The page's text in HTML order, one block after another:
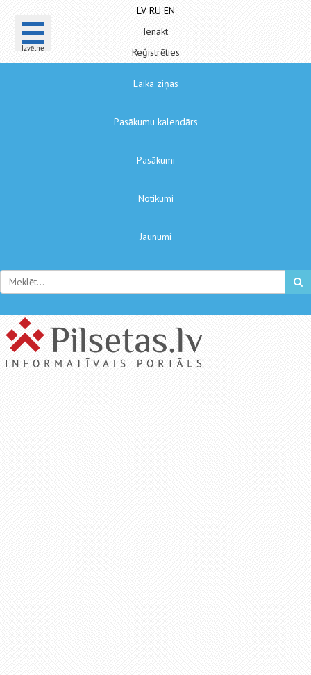
Izvēlne
LV RU EN
Ienākt
Reģistrēties
Laika ziņas
Pasākumu kalendārs
Pasākumi
Notikumi
Jaunumi